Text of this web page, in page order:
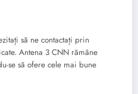
să ne contactați prin
Antena 3 CNN rămâne
se să ofere cele mai bune